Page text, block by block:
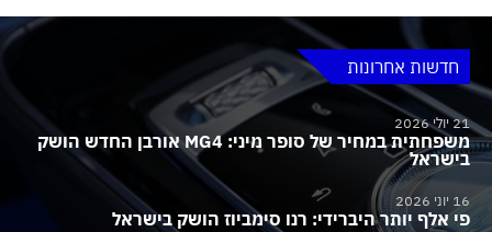
חדשות אחרונות
21 יולי 2026
משפחתית במחיר של סופר מיני: MG4 אורבן החדש הושק
בישראל
16 יוני 2026
פי אלף יותר היברידי: רנו סימביוז הושק בישראל